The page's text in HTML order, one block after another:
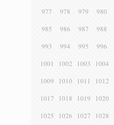
977
978 979 980
985
986 987 988
993
994 995 996
1001
1002 1003 1004
1009
1010 1011 1012
1017
1018 1019 1020
1025
1026 1027 1028